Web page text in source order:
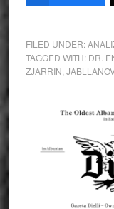
FILED UNDER:
TAGGED WITH: DR.
ZJARRIN